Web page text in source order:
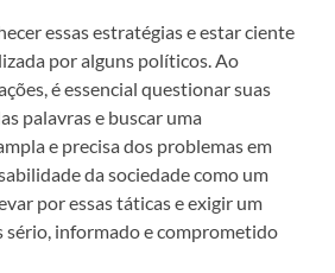
essas estratégias e estar ciente
por alguns políticos. Ao
é essencial questionar suas
palavras e buscar uma
e precisa dos problemas em
da sociedade como um
por essas táticas e exigir um
sério, informado e comprometido